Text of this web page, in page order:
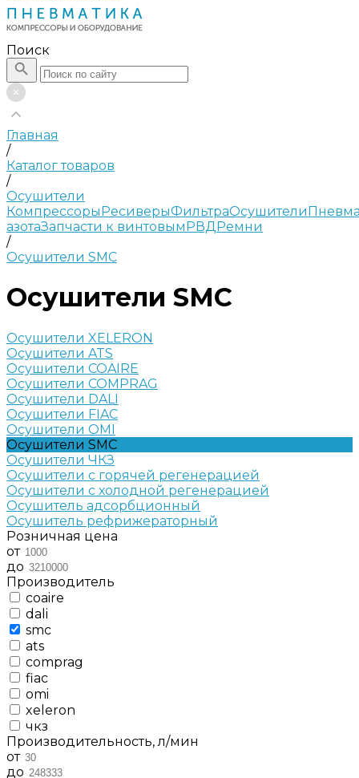
Поиск
Главная
/
Каталог товаров
/
Осушители
КомпрессорыРесиверыФильтраОсушители
азотаЗапчасти к винтовымРВДРемни
/
Осушители SMC
Осушители SMC
Осушители XELERON
Осушители ATS
Осушители COAIRE
Осушители COMPRAG
Осушители DALI
Осушители FIAC
Осушители OMI
Осушители SMC
Осушители ЧКЗ
Осушители с горячей регенерацией
Осушители с холодной регенерацией
Осушитель адсорбционный
Осушитель рефрижераторный
Розничная цена
от
до
Производитель
coaire
dali
smc
ats
comprag
fiac
omi
xeleron
чкз
Производительность, л/мин
от
до